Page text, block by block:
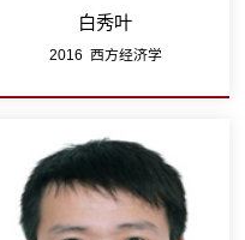
白秀叶
2016 西方经济学